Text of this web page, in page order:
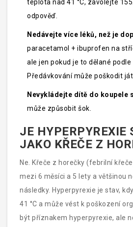
teplota nad 41 °C, zavolejte
odpověď.
Nedávejte více léků, než je
paracetamol + ibuprofen na
ale jen pokud je to dělané podle
Předávkování může poškodit
Nevykládejte dítě do koupele
může způsobit šok.
JE HYPERPYREXIE
JAKO KŘEČE Z
Ne. Křeče z horečky (febrilní
mezi 6 měsíci a 5 lety a většinou
následky. Hyperpyrexie je stav,
41 °C a může vést k poškození
být příznakem hyperpyrexie, ale